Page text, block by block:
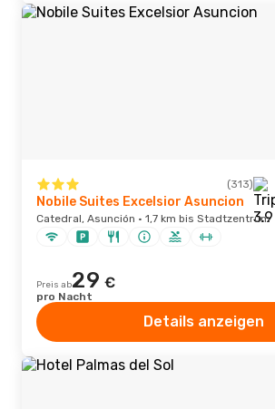
(313)
Nobile Suites Excelsior Asuncion
Catedral, Asunción · 1,7 km bis Stadtzentrum
Preis ab29 €
pro Nacht
Details anzeigen